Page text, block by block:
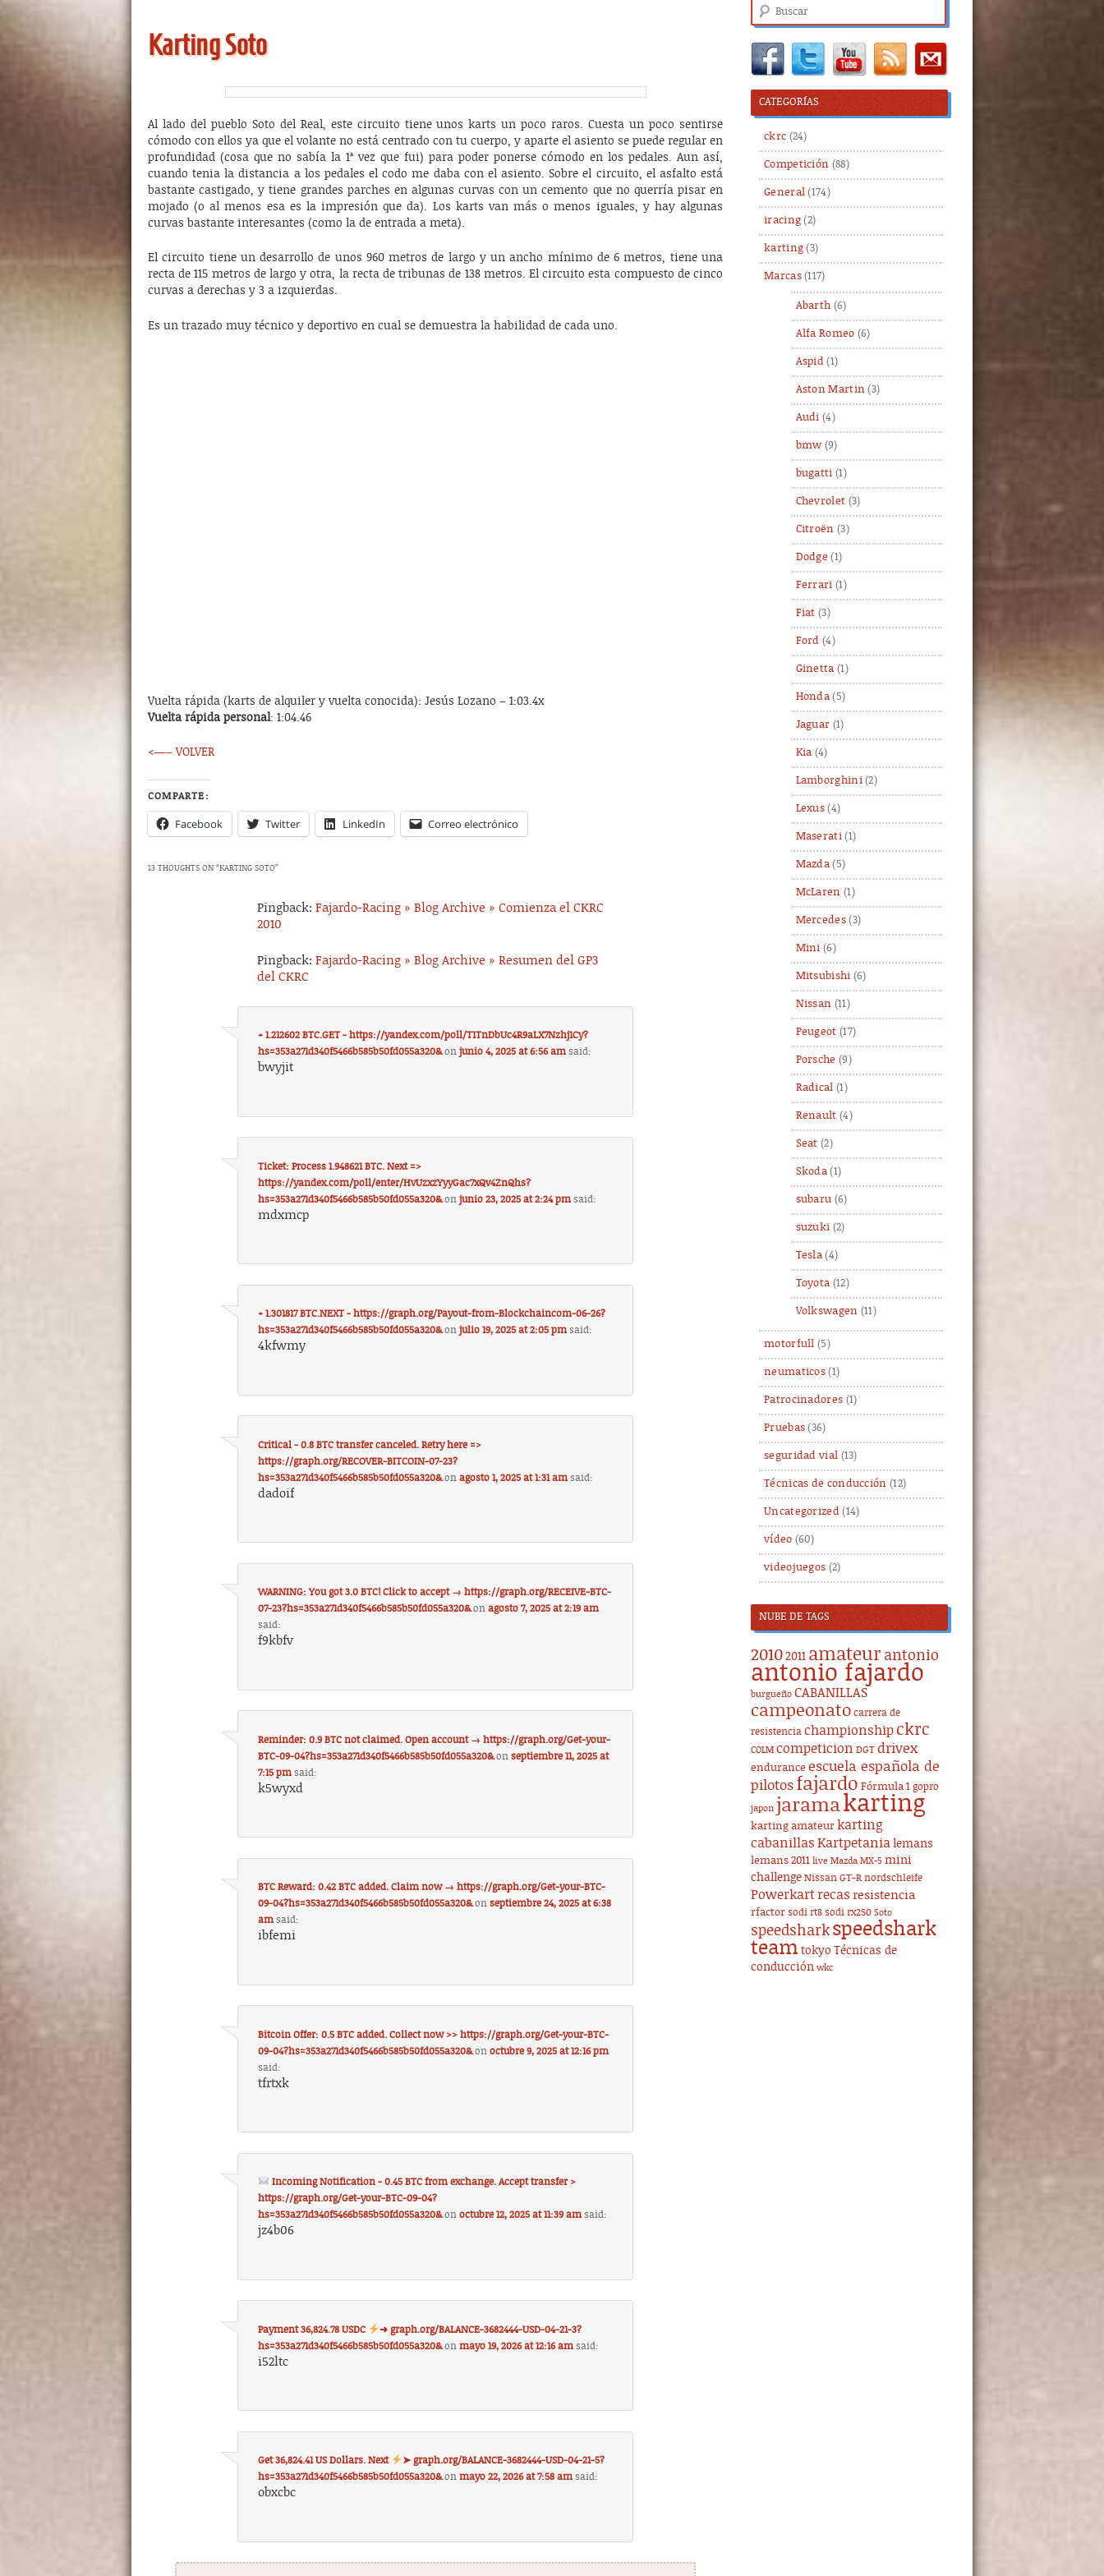
Karting Soto
Al lado del pueblo Soto del Real, este circuito tiene unos karts un poco raros. Cuesta un poco sentirse
cómodo con ellos ya que el volante no está centrado con tu cuerpo, y aparte el asiento se puede regular en
profundidad (cosa que no sabía la 1ª vez que fui) para poder ponerse cómodo en los pedales. Aun así,
cuando tenia la distancia a los pedales el codo me daba con el asiento. Sobre el circuito, el asfalto está
bastante castigado, y tiene grandes parches en algunas curvas con un cemento que no querría pisar en
mojado (o al menos esa es la impresión que da). Los karts van más o menos iguales, y hay algunas
curvas bastante interesantes (como la de entrada a meta).
El circuito tiene un desarrollo de unos 960 metros de largo y un ancho mínimo de 6 metros, tiene una
recta de 115 metros de largo y otra, la recta de tribunas de 138 metros. El circuito esta compuesto de cinco
curvas a derechas y 3 a izquierdas.
Es un trazado muy técnico y deportivo en cual se demuestra la habilidad de cada uno.
Vuelta rápida (karts de alquiler y vuelta conocida): Jesús Lozano – 1:03.4x
Vuelta rápida personal: 1:04.46
<—– VOLVER
COMPARTE:
Facebook Twitter LinkedIn Correo electrónico
13 THOUGHTS ON “KARTING SOTO”
Pingback:Fajardo-Racing » Blog Archive » Comienza el CKRC
2010
Pingback:Fajardo-Racing » Blog Archive » Resumen del GP3
del CKRC
+ 1.212602 BTC.GET - https://yandex.com/poll/T1TnDbUc4R9aLX7Nzhj1Cy?
hs=353a271d340f5466b585b50fd055a320&onjunio 4, 2025 at 6:56 am said:
bwyjit
Ticket: Process 1.948621 BTC. Next =>
https://yandex.com/poll/enter/HvUzxzYyyGac7xQv4ZnQhs?
hs=353a271d340f5466b585b50fd055a320&onjunio 23, 2025 at 2:24 pm said:
mdxmcp
+ 1.301817 BTC.NEXT - https://graph.org/Payout-from-Blockchaincom-06-26?
hs=353a271d340f5466b585b50fd055a320&onjulio 19, 2025 at 2:05 pm said:
4kfwmy
Critical - 0.8 BTC transfer canceled. Retry here =>
https://graph.org/RECOVER-BITCOIN-07-23?
hs=353a271d340f5466b585b50fd055a320&onagosto 1, 2025 at 1:31 am said:
dadoif
WARNING: You got 3.0 BTC! Click to accept → https://graph.org/RECEIVE-BTC-
07-23?hs=353a271d340f5466b585b50fd055a320&onagosto 7, 2025 at 2:19 am
said:
f9kbfv
Reminder: 0.9 BTC not claimed. Open account → https://graph.org/Get-your-
BTC-09-04?hs=353a271d340f5466b585b50fd055a320&onseptiembre 11, 2025 at
7:15 pm said:
k5wyxd
BTC Reward: 0.42 BTC added. Claim now → https://graph.org/Get-your-BTC-
09-04?hs=353a271d340f5466b585b50fd055a320&onseptiembre 24, 2025 at 6:38
am said:
ibfemi
Bitcoin Offer: 0.5 BTC added. Collect now >> https://graph.org/Get-your-BTC-
09-04?hs=353a271d340f5466b585b50fd055a320&onoctubre 9, 2025 at 12:16 pm
said:
tfrtxk
Incoming Notification - 0.45 BTC from exchange. Accept transfer >
https://graph.org/Get-your-BTC-09-04?
hs=353a271d340f5466b585b50fd055a320&onoctubre 12, 2025 at 11:39 am said:
jz4b06
Payment 36,824.78 USDC
➜ graph.org/BALANCE-3682444-USD-04-21-3?
hs=353a271d340f5466b585b50fd055a320&onmayo 19, 2026 at 12:16 am said:
i52ltc
Get 36,824.41 US Dollars. Next
➤ graph.org/BALANCE-3682444-USD-04-21-5?
hs=353a271d340f5466b585b50fd055a320&onmayo 22, 2026 at 7:58 am said:
obxcbc
Buscar
CATEGORÍAS
ckrc (24)
Competición (88)
General (174)
iracing (2)
karting (3)
Marcas(117)
Abarth (6)
Alfa Romeo (6)
Aspid (1)
Aston Martin (3)
Audi (4)
bmw (9)
bugatti (1)
Chevrolet (3)
Citroën (3)
Dodge (1)
Ferrari (1)
Fiat (3)
Ford (4)
Ginetta (1)
Honda (5)
Jaguar (1)
Kia (4)
Lamborghini(2)
Lexus (4)
Maserati(1)
Mazda (5)
McLaren (1)
Mercedes(3)
Mini (6)
Mitsubishi (6)
Nissan (11)
Peugeot (17)
Porsche (9)
Radical (1)
Renault (4)
Seat (2)
Skoda (1)
subaru (6)
suzuki (2)
Tesla (4)
Toyota (12)
Volkswagen (11)
motorfull (5)
neumaticos (1)
Patrocinadores (1)
Pruebas (36)
seguridad vial (13)
Técnicas de conducción (12)
Uncategorized(14)
vídeo (60)
videojuegos (2)
NUBE DE TAGS
20102011 amateur antonio
antonio fajardo
burgueño CABANILLAS
campeonato carrera de
resistencia championship ckrc
COLM competicion DGT drivex
endurance escuela española de
pilotos fajardo Fórmula 1 gopro
japon jaramakarting
karting amateur karting
cabanillas Kartpetanialemans
lemans 2011 live Mazda MX-5 mini
challenge Nissan GT-R nordschleife
Powerkart recas resistencia
rfactor sodi rt8 sodi rx250 Soto
speedshark speedshark
team tokyo Técnicas de
conducción wkc